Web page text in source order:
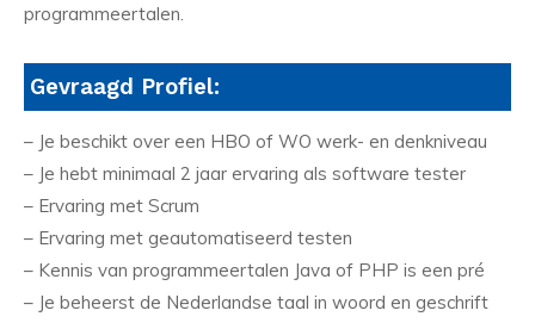
programmeertalen.
Gevraagd Profiel:
– Je beschikt over een HBO of WO werk- en denkniveau
– Je hebt minimaal 2 jaar ervaring als software tester
– Ervaring met Scrum
– Ervaring met geautomatiseerd testen
– Kennis van programmeertalen Java of PHP is een pré
– Je beheerst de Nederlandse taal in woord en geschrift